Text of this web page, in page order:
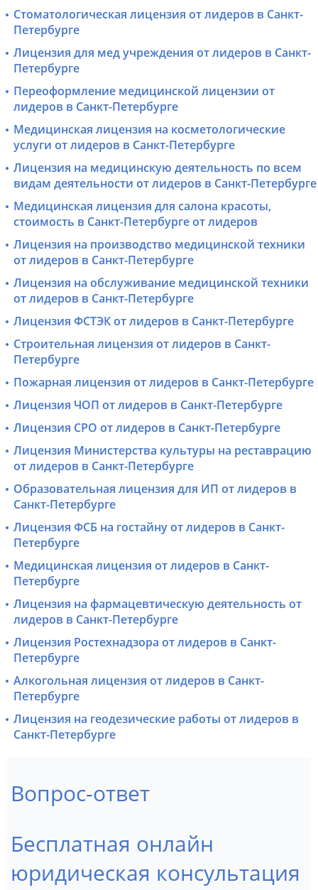
Стоматологическая лицензия от лидеров в Санкт-
Петербурге
Лицензия для мед учреждения от лидеров в Санкт-
Петербурге
Переоформление медицинской лицензии от
лидеров в Санкт-Петербурге
Медицинская лицензия на косметологические
услуги от лидеров в Санкт-Петербурге
Лицензия на медицинскую деятельность по всем
видам деятельности от лидеров в Санкт-Петербурге
Медицинская лицензия для салона красоты,
стоимость в Санкт-Петербурге от лидеров
Лицензия на производство медицинской техники
от лидеров в Санкт-Петербурге
Лицензия на обслуживание медицинской техники
от лидеров в Санкт-Петербурге
Лицензия ФСТЭК от лидеров в Санкт-Петербурге
Строительная лицензия от лидеров в Санкт-
Петербурге
Пожарная лицензия от лидеров в Санкт-Петербурге
Лицензия ЧОП от лидеров в Санкт-Петербурге
Лицензия СРО от лидеров в Санкт-Петербурге
Лицензия Министерства культуры на реставрацию
от лидеров в Санкт-Петербурге
Образовательная лицензия для ИП от лидеров в
Санкт-Петербурге
Лицензия ФСБ на гостайну от лидеров в Санкт-
Петербурге
Медицинская лицензия от лидеров в Санкт-
Петербурге
Лицензия на фармацевтическую деятельность от
лидеров в Санкт-Петербурге
Лицензия Ростехнадзора от лидеров в Санкт-
Петербурге
Алкогольная лицензия от лидеров в Санкт-
Петербурге
Лицензия на геодезические работы от лидеров в
Санкт-Петербурге
Вопрос-ответ
Бесплатная онлайн
юридическая консультация